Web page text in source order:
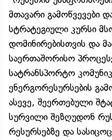
მთავარი გამოწვევები
სტრატეგიული კურსი
დომინირებისთვის და
საერთაშორისო
სატრანსპორტო
ენერგორესურსების
ასევე, შეერთებული
სურვილი შეზღუდონ
რესურსებზე და